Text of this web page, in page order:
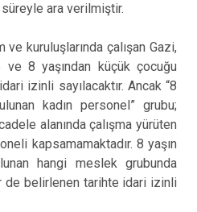
ara verilmiştir.
kuruluşlarında çalışan Gazi,
8 yaşından küçük çocuğu
izinli sayılacaktır. Ancak “8
kadın personel” grubu;
alanında çalışma yürüten
kapsamamaktadır. 8 yaşın
hangi meslek grubunda
de belirlenen tarihte idari izinli